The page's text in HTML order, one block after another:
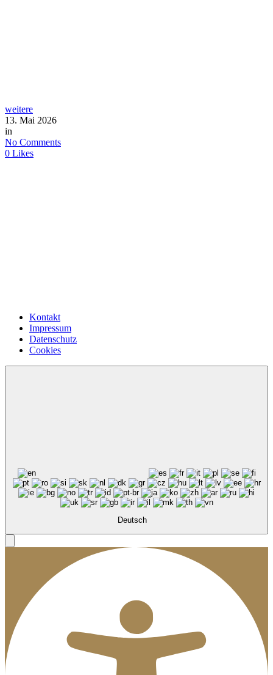
weitere
13. Mai 2026
in
No Comments
0 Likes
Kontakt
Impressum
Datenschutz
Cookies
Deutsch